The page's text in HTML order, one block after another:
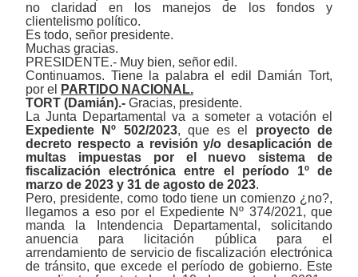
no claridad en los manejos de los fondos y
clientelismo político.
Es todo, señor presidente.
Muchas gracias.
PRESIDENTE.- Muy bien, señor edil.
Continuamos. Tiene la palabra el edil Damián Tort,
por el
PARTIDO NACIONAL.
TORT (Damián).- Gracias, presidente.
La Junta Departamental va a someter a votación el
Expediente Nº 502/2023, que es el proyecto de
decreto respecto a revisión y/o desaplicación de
multas impuestas por el nuevo sistema de
fiscalización electrónica entre el período 1º de
marzo de 2023 y 31 de agosto de 2023.
Pero, presidente, como todo tiene un comienzo ¿no?,
llegamos a eso por el Expediente Nº 374/2021, que
manda la Intendencia Departamental, solicitando
anuencia para licitación pública para el
arrendamiento de servicio de fiscalización electrónica
de tránsito, que excede el período de gobierno. Este